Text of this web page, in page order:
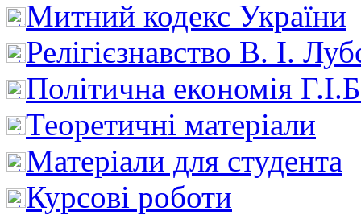
Митний кодекс України
Релігієзнавство В. І.
Політична економія
Теоретичні матеріали
Матеріали для студента
Курсові роботи